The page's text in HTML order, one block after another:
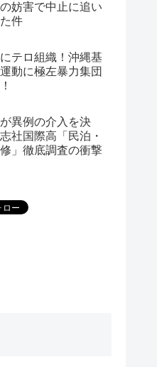
妨害で中止に追い
件
テロ組織！沖縄基
動に極左暴力集団
異例の介入を決
社国際高「民泊・
」徹底調査の衝撃